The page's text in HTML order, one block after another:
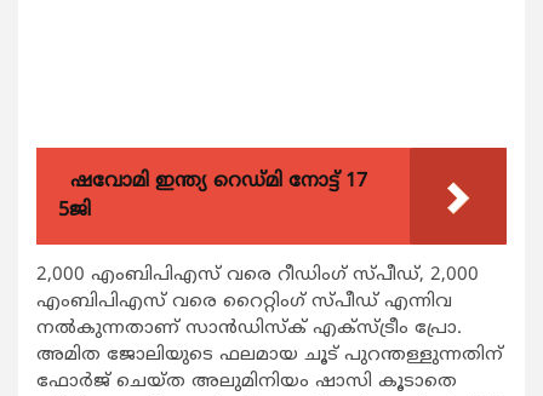
ഷവോമി ഇന്ത്യ റെഡ്മി നോട്ട് 17
5ജി
2,000 എംബിപിഎസ് വരെ റീഡിംഗ് സ്പീഡ്, 2,000
എംബിപിഎസ് വരെ റൈറ്റിംഗ് സ്പീഡ് എന്നിവ
നല്‍കുന്നതാണ് സാന്‍ഡിസ്‌ക് എക്‌സ്ട്രീം പ്രോ.
അമിത ജോലിയുടെ ഫലമായ ചൂട് പുറന്തള്ളുന്നതിന്
ഫോര്‍ജ് ചെയ്ത അലുമിനിയം ഷാസി കൂടാതെ